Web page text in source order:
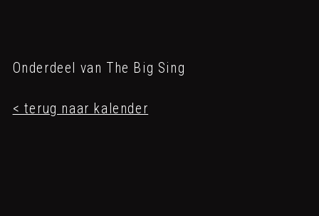
Onderdeel van The Big Sing
< terug naar kalender